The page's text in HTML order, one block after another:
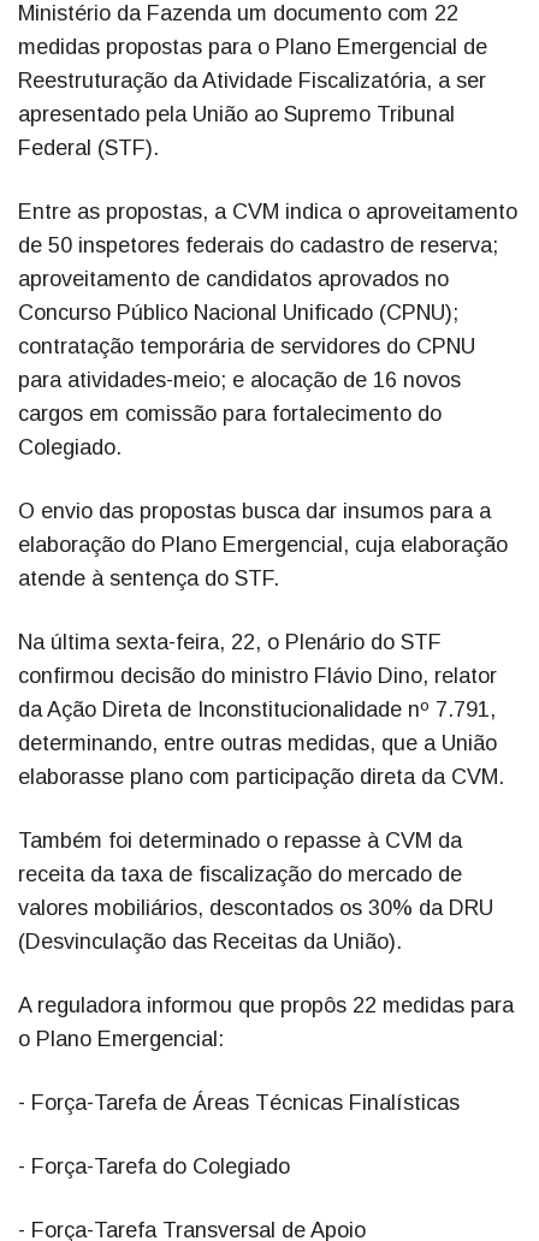
Ministério da Fazenda um documento com 22
medidas propostas para o Plano Emergencial de
Reestruturação da Atividade Fiscalizatória, a ser
apresentado pela União ao Supremo Tribunal
Federal (STF).
Entre as propostas, a CVM indica o aproveitamento
de 50 inspetores federais do cadastro de reserva;
aproveitamento de candidatos aprovados no
Concurso Público Nacional Unificado (CPNU);
contratação temporária de servidores do CPNU
para atividades-meio; e alocação de 16 novos
cargos em comissão para fortalecimento do
Colegiado.
O envio das propostas busca dar insumos para a
elaboração do Plano Emergencial, cuja elaboração
atende à sentença do STF.
Na última sexta-feira, 22, o Plenário do STF
confirmou decisão do ministro Flávio Dino, relator
da Ação Direta de Inconstitucionalidade nº 7.791,
determinando, entre outras medidas, que a União
elaborasse plano com participação direta da CVM.
Também foi determinado o repasse à CVM da
receita da taxa de fiscalização do mercado de
valores mobiliários, descontados os 30% da DRU
(Desvinculação das Receitas da União).
A reguladora informou que propôs 22 medidas para
o Plano Emergencial:
- Força-Tarefa de Áreas Técnicas Finalísticas
- Força-Tarefa do Colegiado
- Força-Tarefa Transversal de Apoio